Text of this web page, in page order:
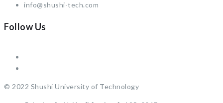
info@shushi-tech.com
Follow Us
© 2022 Shushi University of Technology